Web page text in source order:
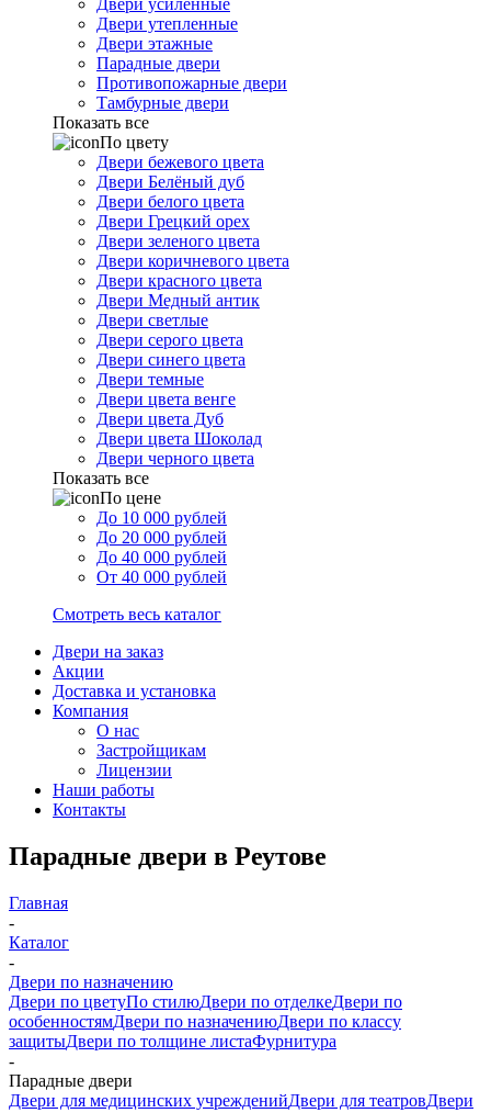
Двери усиленные
Двери утепленные
Двери этажные
Парадные двери
Противопожарные двери
Тамбурные двери
Показать все
По цвету
Двери бежевого цвета
Двери Белёный дуб
Двери белого цвета
Двери Грецкий орех
Двери зеленого цвета
Двери коричневого цвета
Двери красного цвета
Двери Медный антик
Двери светлые
Двери серого цвета
Двери синего цвета
Двери темные
Двери цвета венге
Двери цвета Дуб
Двери цвета Шоколад
Двери черного цвета
Показать все
По цене
До 10 000 рублей
До 20 000 рублей
До 40 000 рублей
От 40 000 рублей
Смотреть весь каталог
Двери на заказ
Акции
Доставка и установка
Компания
О нас
Застройщикам
Лицензии
Наши работы
Контакты
Парадные двери в Реутове
Главная
-
Каталог
-
Двери по назначению
Двери по цветуПо стилюДвери по отделкеДвери по
особенностямДвери по назначениюДвери по классу
защитыДвери по толщине листаФурнитура
-
Парадные двери
Двери для медицинских учрежденийДвери для театровДвери